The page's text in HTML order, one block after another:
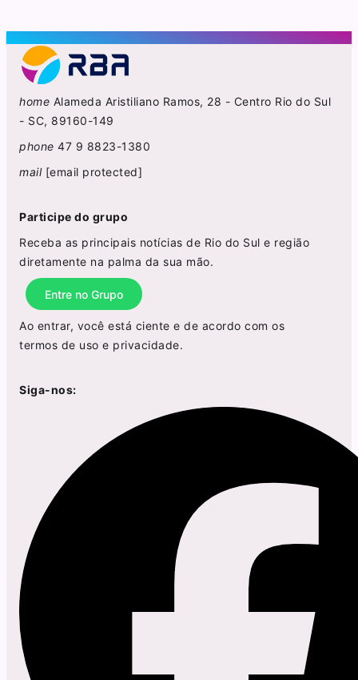
home Alameda Aristiliano Ramos, 28 - Centro Rio do Sul
- SC, 89160-149
phone 47 9 8823-1380
mail [email protected]
Participe do grupo
Receba as principais notícias de Rio do Sul e região
diretamente na palma da sua mão.
Entre no Grupo
Ao entrar, você está ciente e de acordo com os
termos de uso e privacidade.
Siga-nos: